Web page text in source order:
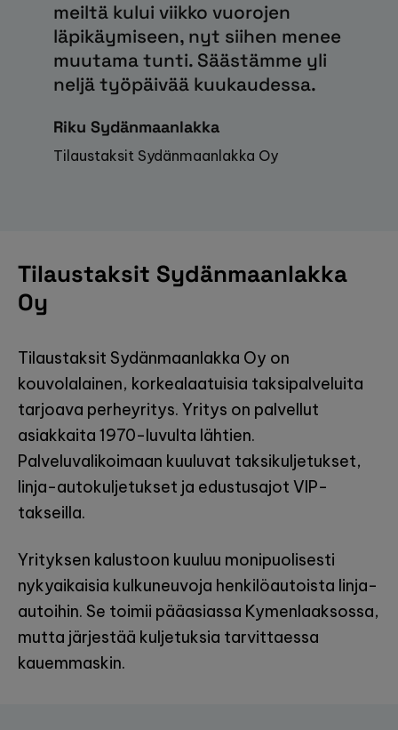
meiltä kului viikko vuorojen
läpikäymiseen, nyt siihen menee
muutama tunti. Säästämme yli
neljä työpäivää kuukaudessa.
Riku Sydänmaanlakka
Tilaustaksit Sydänmaanlakka Oy
Tilaustaksit Sydänmaanlakka
Oy
Tilaustaksit Sydänmaanlakka Oy on
kouvolalainen, korkealaatuisia taksipalveluita
tarjoava perheyritys. Yritys on palvellut
asiakkaita 1970-luvulta lähtien.
Palveluvalikoimaan kuuluvat taksikuljetukset,
linja-autokuljetukset ja edustusajot VIP-
takseilla.
Yrityksen kalustoon kuuluu monipuolisesti
nykyaikaisia kulkuneuvoja henkilöautoista linja-
autoihin. Se toimii pääasiassa Kymenlaaksossa,
mutta järjestää kuljetuksia tarvittaessa
kauemmaskin.